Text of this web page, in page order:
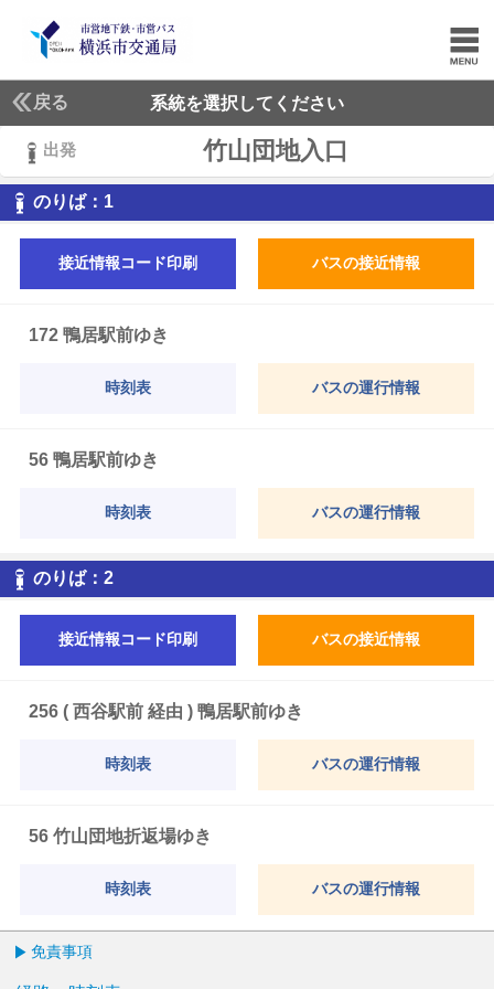
戻る 系統を選択してください
出発 竹山団地入口
のりば： 1
接近情報コード印刷 バスの接近情報
172 鴨居駅前ゆき
時刻表 バスの運行情報
56 鴨居駅前ゆき
時刻表 バスの運行情報
のりば： 2
接近情報コード印刷 バスの接近情報
256 ( 西谷駅前 経由 ) 鴨居駅前ゆき
時刻表 バスの運行情報
56 竹山団地折返場ゆき
時刻表 バスの運行情報
免責事項